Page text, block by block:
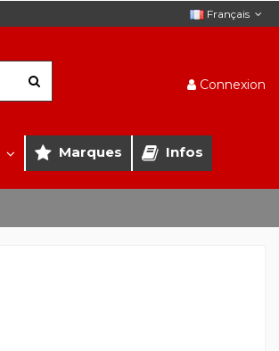
Français
Connexion
Marques Infos